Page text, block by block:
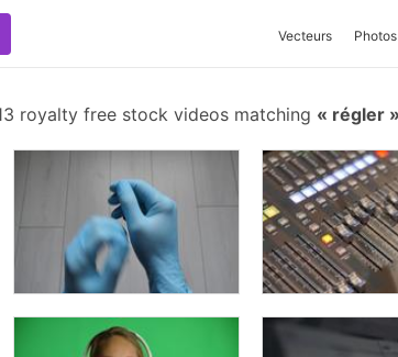
Vecteurs Photos
royalty free stock videos matching régler